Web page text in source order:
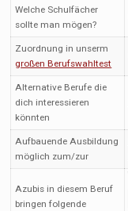
Welche Schulfächer
sollte man mögen?
Zuordnung in unserm
großen Berufswahltest
Alternative Berufe die
dich interessieren
könnten
Aufbauende Ausbildung
möglich zum/zur
Azubis in diesem Beruf
bringen folgende